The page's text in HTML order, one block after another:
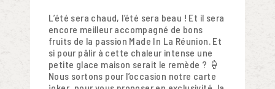
L’été sera chaud, l’été sera beau ! Et il sera
encore meilleur accompagné de bons
fruits de la passion Made In La Réunion. Et
si pour pâlir à cette chaleur intense une
petite glace maison serait le remède ? 🍦
Nous sortons pour l’occasion notre carte